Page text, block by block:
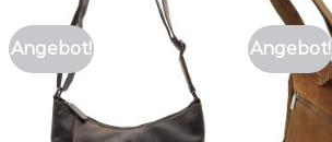
Angebot! Angebot!